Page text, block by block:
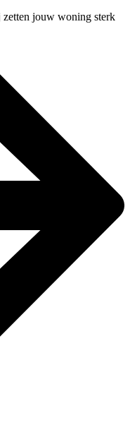
jouw woning sterk